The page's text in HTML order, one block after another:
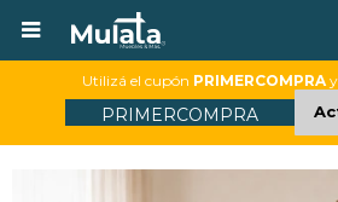

Utilizá el cupón PRIMERCOMPRA
PRIMERCOMPRA